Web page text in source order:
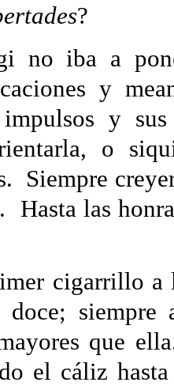
?
no iba a
y
y
o
Siempre
Hasta las
cigarrillo a
doce;
que
el cáliz